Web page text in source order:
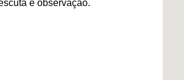
e observação.